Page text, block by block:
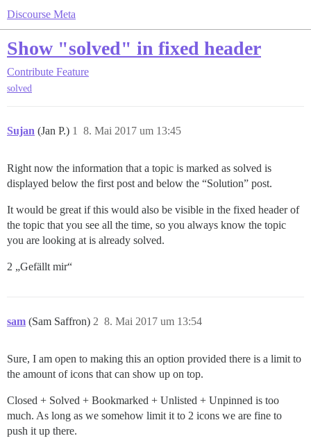
Discourse Meta
Show "solved" in fixed header
Contribute Feature
solved
Sujan (Jan P.) 8. Mai 2017 um 13:45
1
Right now the information that a topic is marked as solved is
displayed below the first post and below the “Solution” post.
It would be great if this would also be visible in the fixed header of
the topic that you see all the time, so you always know the topic
you are looking at is already solved.
2 „Gefällt mir“
sam (Sam Saffron) 8. Mai 2017 um 13:54
2
Sure, I am open to making this an option provided there is a limit to
the amount of icons that can show up on top.
Closed + Solved + Bookmarked + Unlisted + Unpinned is too
much. As long as we somehow limit it to 2 icons we are fine to
push it up there.